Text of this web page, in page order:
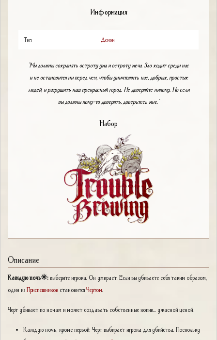
Информация
Тип Демон
"Мы должны сохранять остроту ума и остроту меча. Зло ходит среди нас
и не остановится ни перед чем, чтобы уничтожить нас, добрых, простых
людей, и разрушить наш прекрасный город. Не доверяйте никому. Но если
вы должны кому-то доверять, доверьтесь мне."
Набор
Описание
Каждую ночь✳:выберите игрока. Он умирает. Если вы убиваете себя таким образом,
один изПриспешников становитсяЧертом
Черт убивает по ночам и может создавать собственные копии... ужасной ценой.
Каждую ночь, кроме первой: Черт выбирает игрока для убийства. Поскольку